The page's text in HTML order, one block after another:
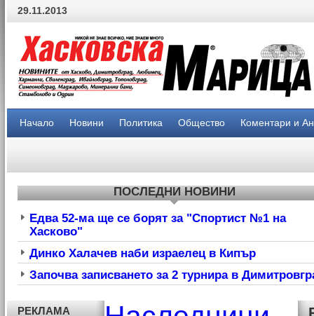
29.11.2013
Начало Новини Политика Общество Коментари и
ПОСЛЕДНИ НОВИНИ
Едва 52-ма ще се борят за "Спортист №1 на
Хасково"
Динко Халачев наби израелец в Кипър
Започва записването за 2 турнира в
РЕКЛАМА